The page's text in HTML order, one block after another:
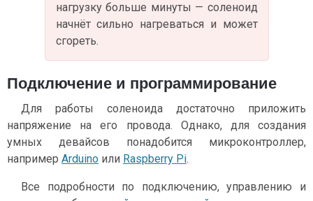
нагрузку больше минуты — соленоид
начнёт сильно нагреваться и может
сгореть.
Подключение и программирование
Для работы соленоида достаточно приложить
напряжение на его провода. Однако, для создания
умных девайсов понадобится микроконтроллер,
например Arduino или Raspberry Pi.
Все подробности по подключению, управлению и